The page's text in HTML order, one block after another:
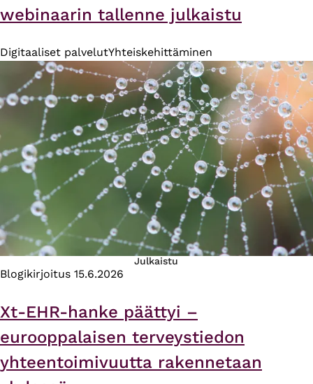
webinaarin tallenne julkaistu
Digitaaliset palvelutYhteiskehittäminen
Julkaistu
Blogikirjoitus 15.6.2026
Xt-EHR-hanke päättyi –
eurooppalaisen terveystiedon
yhteentoimivuutta rakennetaan